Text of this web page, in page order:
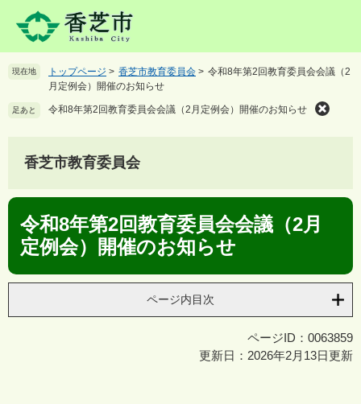
現在地 トップページ > 香芝市教育委員会 > 令和8年第2回教育委員会会議（2
月定例会）開催のお知らせ
足あと 令和8年第2回教育委員会会議（2月定例会）開催のお知らせ
香芝市教育委員会
本
令和8年第2回教育委員会会議（2月
定例会）開催のお知らせ
ページ内目次
ページID：0063859
更新日：2026年2月13日更新